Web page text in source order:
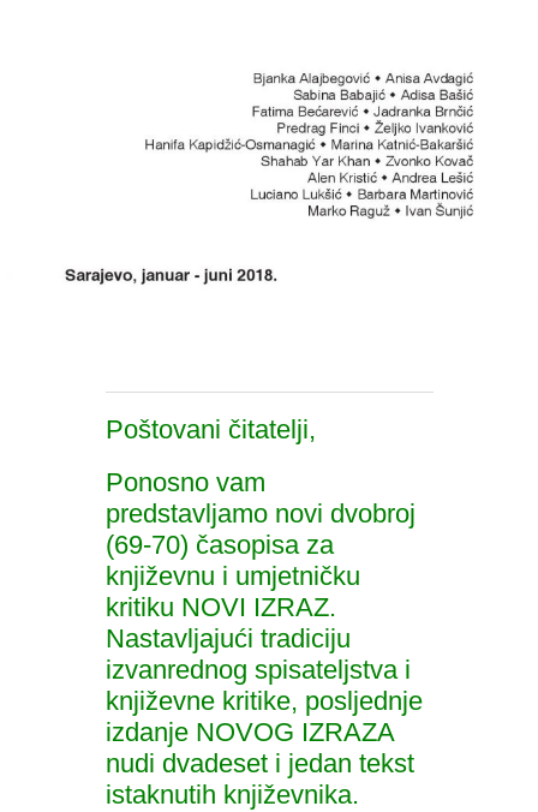
Poštovani čitatelji,
Ponosno vam
predstavljamo novi dvobroj
(69-70) časopisa za
književnu i umjetničku
kritiku NOVI IZRAZ.
Nastavljajući tradiciju
izvanrednog spisateljstva i
književne kritike, posljednje
izdanje NOVOG IZRAZA
nudi dvadeset i jedan tekst
istaknutih književnika.